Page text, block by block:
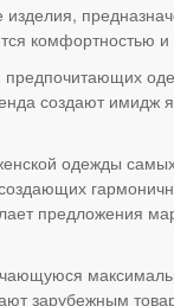
комфортностью
создают
одежды
предложения
зарубежным